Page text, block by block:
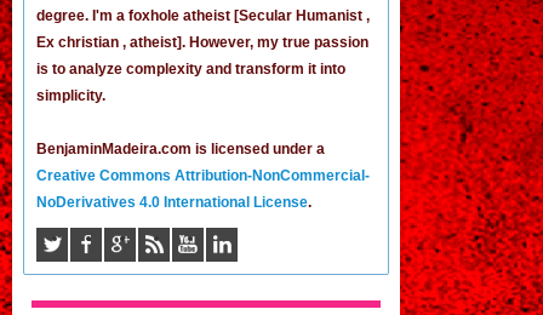
degree. I'm a foxhole atheist [Secular Humanist ,
Ex christian , atheist]. However, my true passion
is to analyze complexity and transform it into
simplicity.
BenjaminMadeira.com is licensed under a
Creative Commons Attribution-NonCommercial-
NoDerivatives 4.0 International License.